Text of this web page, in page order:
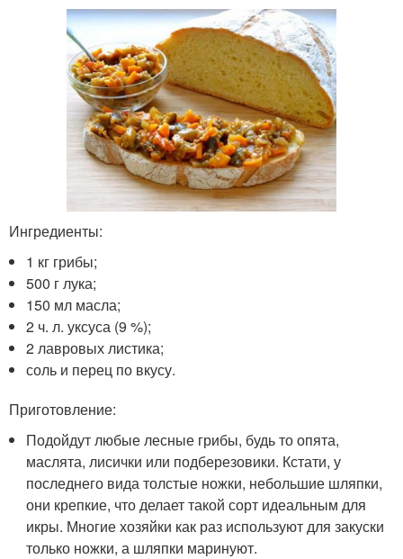
Ингредиенты:
1 кг грибы;
500 г лука;
150 мл масла;
2 ч. л. уксуса (9 %);
2 лавровых листика;
соль и перец по вкусу.
Приготовление:
Подойдут любые лесные грибы, будь то опята,
маслята, лисички или подберезовики. Кстати, у
последнего вида толстые ножки, небольшие шляпки,
они крепкие, что делает такой сорт идеальным для
икры. Многие хозяйки как раз используют для закуски
только ножки, а шляпки маринуют.